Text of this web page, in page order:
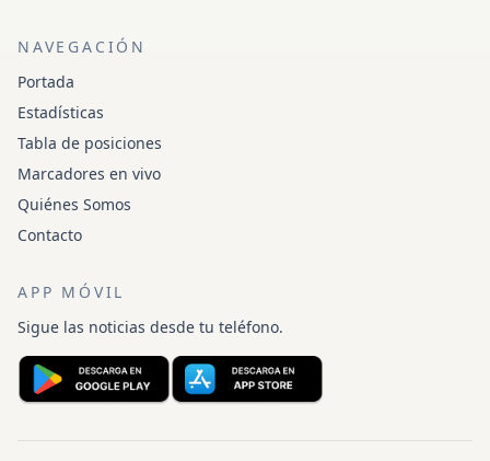
NAVEGACIÓN
Portada
Estadísticas
Tabla de posiciones
Marcadores en vivo
Quiénes Somos
Contacto
APP MÓVIL
Sigue las noticias desde tu teléfono.